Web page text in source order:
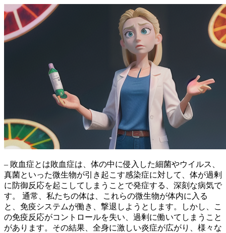
– 敗血症とは敗血症は、体の中に侵入した細菌やウイルス、
真菌といった微生物が引き起こす感染症に対して、体が過剰
に防御反応を起こしてしまうことで発症する、深刻な病気で
す。
通常、私たちの体は、これらの微生物が体内に入る
と、免疫システムが働き、撃退しようとします。しかし、こ
の免疫反応がコントロールを失い、過剰に働いてしまうこと
があります。その結果、全身に激しい炎症が広がり、様々な